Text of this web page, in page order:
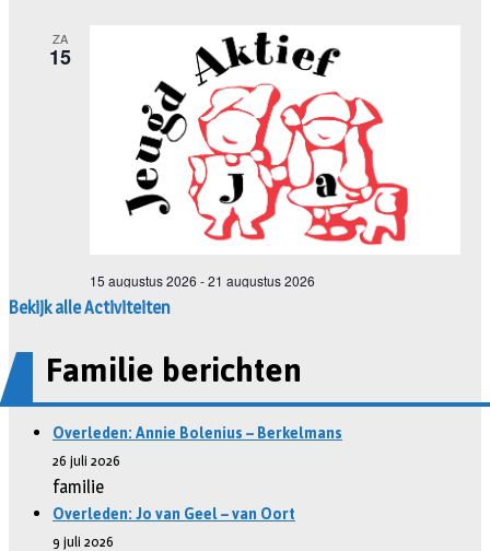
Bekijk alle Activiteiten
Familie berichten
Overleden: Annie Bolenius – Berkelmans
26 juli 2026
familie
Overleden: Jo van Geel – van Oort
9 juli 2026